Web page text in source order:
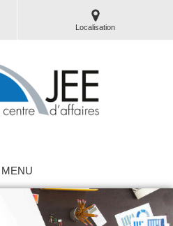
Localisation
MENU